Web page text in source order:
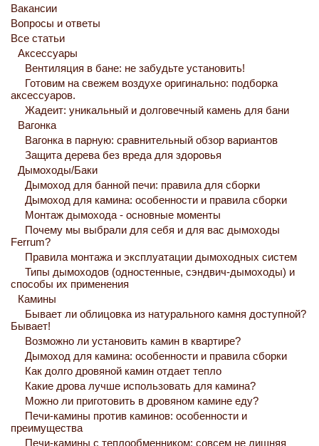
Вакансии
Вопросы и ответы
Все статьи
Аксессуары
Вентиляция в бане: не забудьте установить!
Готовим на свежем воздухе оригинально: подборка
аксессуаров.
Жадеит: уникальный и долговечный камень для бани
Вагонка
Вагонка в парную: сравнительный обзор вариантов
Защита дерева без вреда для здоровья
Дымоходы/Баки
Дымоход для банной печи: правила для сборки
Дымоход для камина: особенности и правила сборки
Монтаж дымохода - основные моменты
Почему мы выбрали для себя и для вас дымоходы
Ferrum?
Правила монтажа и эксплуатации дымоходных систем
Типы дымоходов (одностенные, сэндвич-дымоходы) и
способы их применения
Камины
Бывает ли облицовка из натурального камня доступной?
Бывает!
Возможно ли установить камин в квартире?
Дымоход для камина: особенности и правила сборки
Как долго дровяной камин отдает тепло
Какие дрова лучше использовать для камина?
Можно ли приготовить в дровяном камине еду?
Печи-камины против каминов: особенности и
преимущества
Печи-камины с теплообменником: совсем не лишняя